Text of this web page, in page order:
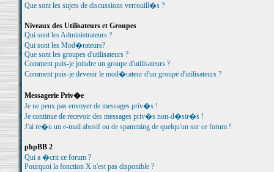
Que sont les sujets de discussions verrouill�s ?
Niveaux des Utilisateurs et Groupes
Qui sont les Administrateurs ?
Qui sont les Mod�rateurs?
Que sont les groupes d'utilisateurs ?
Comment puis-je joindre un groupe d'utilisateurs ?
Comment puis-je devenir le mod�rateur d'un groupe d'utilisateurs ?
Messagerie Priv�e
Je ne peux pas envoyer de messages priv�s !
Je continue de recevoir des messages priv�s non-d�sir�s !
J'ai re�u un e-mail abusif ou de spamming de quelqu'un sur ce forum !
phpBB 2
Qui a �crit ce forum ?
Pourquoi la fonction X n'est pas disponible ?